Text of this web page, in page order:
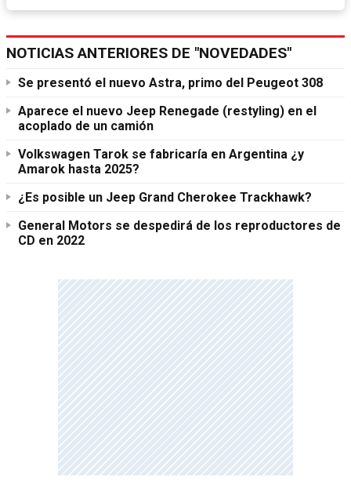
NOTICIAS ANTERIORES DE "NOVEDADES"
Se presentó el nuevo Astra, primo del Peugeot 308
Aparece el nuevo Jeep Renegade (restyling) en el
acoplado de un camión
Volkswagen Tarok se fabricaría en Argentina ¿y
Amarok hasta 2025?
¿Es posible un Jeep Grand Cherokee Trackhawk?
General Motors se despedirá de los reproductores de
CD en 2022